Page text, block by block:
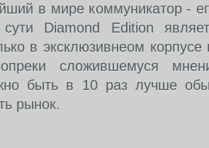
в мире коммуникатор -
Diamond Edition
в эксклюзивнеом
сложившемуся
быть в 10 раз лучше
рынок.